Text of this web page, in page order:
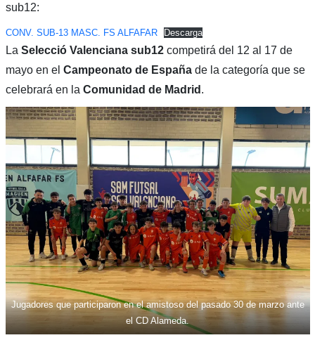
sub12:
CONV. SUB-13 MASC. FS ALFAFAR Descarga
La Selecció Valenciana sub12competirá del 12 al 17 de
mayo en el Campeonato de España de la categoría que se
celebrará en la Comunidad de Madrid .
Jugadores que participaron en el amistoso del pasado 30 de marzo ante
el CD Alameda.